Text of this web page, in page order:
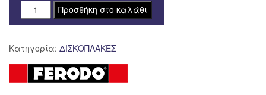
ΔΙΣΚΟΠΛΑΚΑ
FERODO
DUCATI
MONSTER
600
Προσθήκη στο καλάθι
Κατηγορία: ΔΙΣΚΟΠΛΑΚΕΣ